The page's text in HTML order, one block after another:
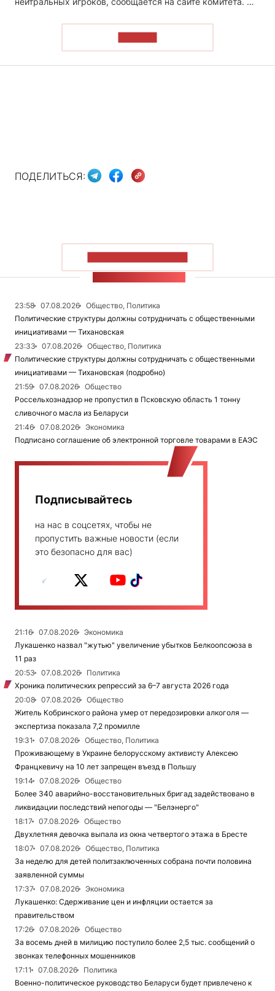
ПОДЕЛИТЬСЯ:
23:58 07.08.2026
Общество, Политика
Политические структуры должны сотрудничать с общественными
инициативами — Тихановская
23:33
07.08.2026
Общество, Политика
Политические структуры должны сотрудничать с общественными
инициативами — Тихановская (подробно)
21:59
07.08.2026
Общество
Россельхознадзор не пропустил в Псковскую область 1 тонну
сливочного масла из Беларуси
21:46
07.08.2026
Экономика
Подписано соглашение об электронной торговле товарами в ЕАЭС
Подписывайтесь
на нас в соцсетях, чтобы не
пропустить важные новости (если
это безопасно для вас)
21:16 07.08.2026
Экономика
Лукашенко назвал "жутью" увеличение убытков Белкоопсоюза в
11 раз
20:53
07.08.2026
Политика
Хроника политических репрессий за 6–7 августа 2026 года
20:08
07.08.2026
Общество
Житель Кобринского района умер от передозировки алкоголя —
экспертиза показала 7,2 промилле
19:31
07.08.2026
Общество, Политика
Проживающему в Украине белорусскому активисту Алексею
Францкевичу на 10 лет запрещен въезд в Польшу
19:14
07.08.2026
Общество
Более 340 аварийно-восстановительных бригад задействовано в
ликвидации последствий непогоды — "Белэнерго"
18:17
07.08.2026
Общество
Двухлетняя девочка выпала из окна четвертого этажа в Бресте
18:07
07.08.2026
Общество, Политика
За неделю для детей политзаключенных собрана почти половина
заявленной суммы
17:37
07.08.2026
Экономика
Лукашенко: Сдерживание цен и инфляции остается за
правительством
17:26
07.08.2026
Общество
За восемь дней в милицию поступило более 2,5 тыс. сообщений о
звонках телефонных мошенников
17:11
07.08.2026
Политика
Военно-политическое руководство Беларуси будет привлечено к